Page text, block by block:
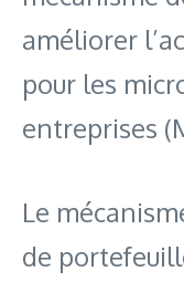
améliorer
pour les
entreprises
Le
de